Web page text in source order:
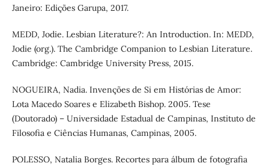
Janeiro: Edições Garupa, 2017.
MEDD, Jodie. Lesbian Literature?: An Introduction. In: MEDD,
Jodie (org.). The Cambridge Companion to Lesbian Literature.
Cambridge: Cambridge University Press, 2015.
NOGUEIRA, Nadia. Invenções de Si em Histórias de Amor:
Lota Macedo Soares e Elizabeth Bishop. 2005. Tese
(Doutorado) – Universidade Estadual de Campinas, Instituto de
Filosofia e Ciências Humanas, Campinas, 2005.
POLESSO, Natalia Borges. Recortes para álbum de fotografia